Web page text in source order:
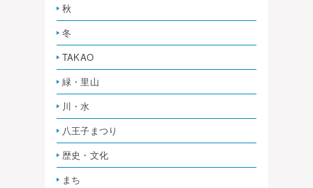
秋
冬
TAKAO
緑・里山
川・水
八王子まつり
歴史・文化
まち